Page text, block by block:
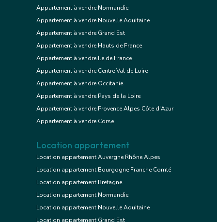
Appartement à vendre Normandie
Appartement à vendre Nouvelle Aquitaine
Appartement à vendre Grand Est
Appartement à vendre Hauts de France
Appartement à vendre Ile de France
Appartement à vendre Centre Val de Loire
Appartement à vendre Occitanie
Appartement à vendre Pays de la Loire
Appartement à vendre Provence Alpes Côte d'Azur
Appartement à vendre Corse
Location appartement
Location appartement Auvergne Rhône Alpes
Location appartement Bourgogne Franche Comté
Location appartement Bretagne
Location appartement Normandie
Location appartement Nouvelle Aquitaine
Location appartement Grand Est